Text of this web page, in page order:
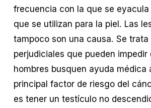
frecuencia con la que se eyacula
que se utilizan para la piel. Las
tampoco son una causa. Se trata
perjudiciales que pueden impedir
hombres busquen ayuda médica
principal factor de riesgo del
es tener un testículo no